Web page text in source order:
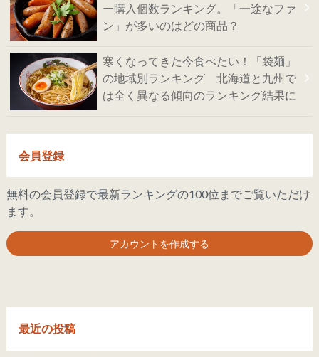
ー購入個数ランキング。「一途なファ
ン」が多いのはどの商品？
寒くなってきた今食べたい！「袋麺」
の地域別ランキング 北海道と九州で
は全く異なる傾向のランキング結果に
会員登録
無料の会員登録で最新ランキングの100位までご覧いただけ
ます。
アカウントを作成する
最近の投稿